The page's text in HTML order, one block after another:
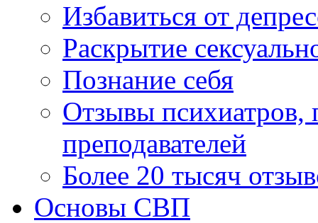
Избавиться от
Раскрытие
Познание себя
Отзывы психиатров,
преподавателей
Более 20 тысяч
Основы СВП